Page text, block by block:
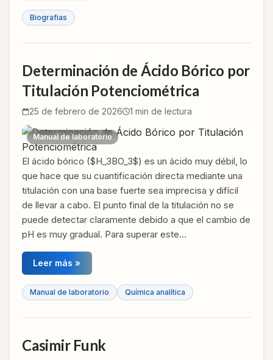
Biografias
Determinación de Ácido Bórico por
Titulación Potenciométrica
25 de febrero de 2026 1 min de lectura
Manual de laboratorio
El ácido bórico ($H_3BO_3$) es un ácido muy débil, lo
que hace que su cuantificación directa mediante una
titulación con una base fuerte sea imprecisa y difícil
de llevar a cabo. El punto final de la titulación no se
puede detectar claramente debido a que el cambio de
pH es muy gradual. Para superar este…
Leer más »
Manual de laboratorio Química analítica
Casimir Funk